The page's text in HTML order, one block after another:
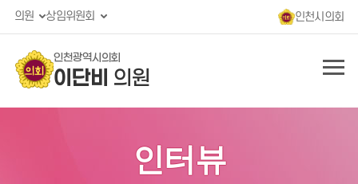
의원 상임위원회 인천시의회
인천광역시의회
이단비 의원
인터뷰